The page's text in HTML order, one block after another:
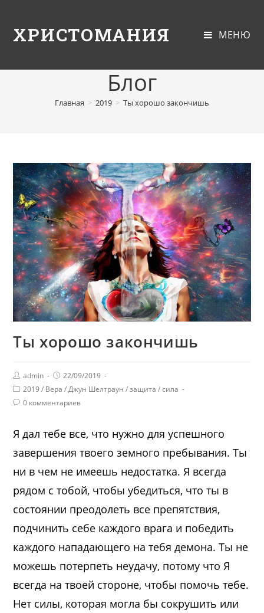
ХРИСТОМАНИЯ МЕНЮ
Блог
Главная > 2019 > Ты хорошо закончишь
Ты хорошо закончишь
admin
22/09/2019
2019 / Вера / Джун Шелтраун / защита / сила
0 комментариев
Я дал тебе все, что нужно для успешного
завершения твоего земного пребывания. Ты
ни в чем не имеешь недостатка. Я всегда
рядом с тобой, чтобы убедиться, что ты в
состоянии преодолеть все препятствия,
подчинить себе каждого врага и победить
каждого нападающего на тебя демона. Ты не
можешь потерпеть неудачу, потому что Я
всегда на твоей стороне, чтобы помочь тебе.
Нет силы, которая могла бы сокрушить или